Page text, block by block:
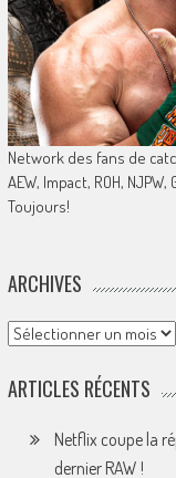
Network des fans de
AEW, Impact, ROH,
Toujours!
ARCHIVES
Archives
ARTICLES RÉCENTS
Netflix coupe la
dernier RAW !